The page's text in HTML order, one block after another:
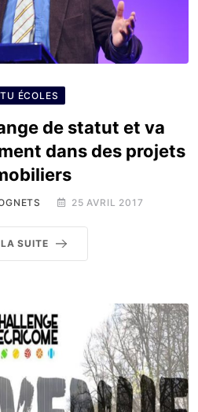
ÉCOLES
de statut et va
dans des projets
25 AVRIL 2017
SUITE